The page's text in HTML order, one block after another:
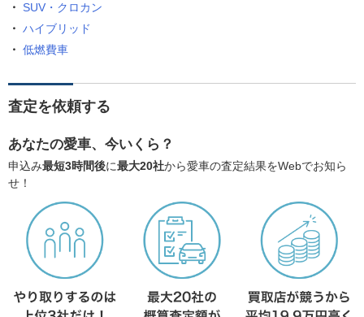
SUV・クロカン
ハイブリッド
低燃費車
査定を依頼する
あなたの愛車、今いくら？
申込み最短3時間後に最大20社から愛車の査定結果をWebでお知ら
せ！